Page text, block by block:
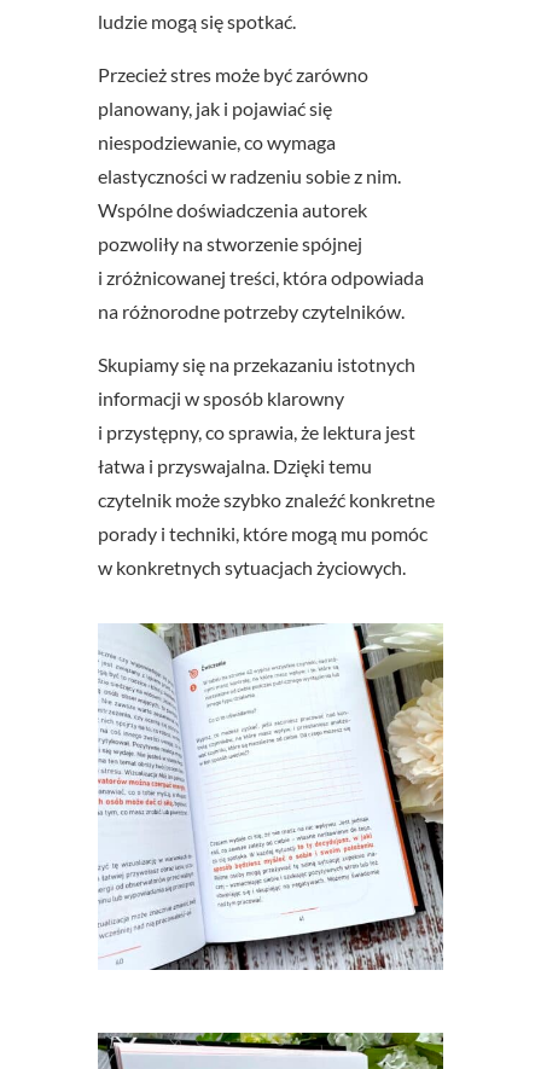
ludzie mogą się spotkać.
Przecież stres może być zarówno
planowany, jak i pojawiać się
niespodziewanie, co wymaga
elastyczności w radzeniu sobie z nim.
Wspólne doświadczenia autorek
pozwoliły na stworzenie spójnej
i zróżnicowanej treści, która odpowiada
na różnorodne potrzeby czytelników.
Skupiamy się na przekazaniu istotnych
informacji w sposób klarowny
i przystępny, co sprawia, że lektura jest
łatwa i przyswajalna. Dzięki temu
czytelnik może szybko znaleźć konkretne
porady i techniki, które mogą mu pomóc
w konkretnych sytuacjach życiowych.